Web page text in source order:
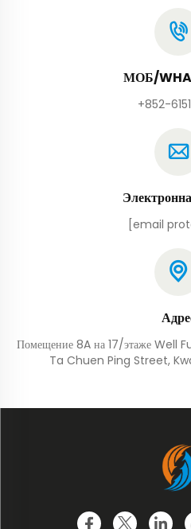
МОБ/
+852-
[email
Помещение 8A на 17/этаже Well
Ta Chuen Ping Street,